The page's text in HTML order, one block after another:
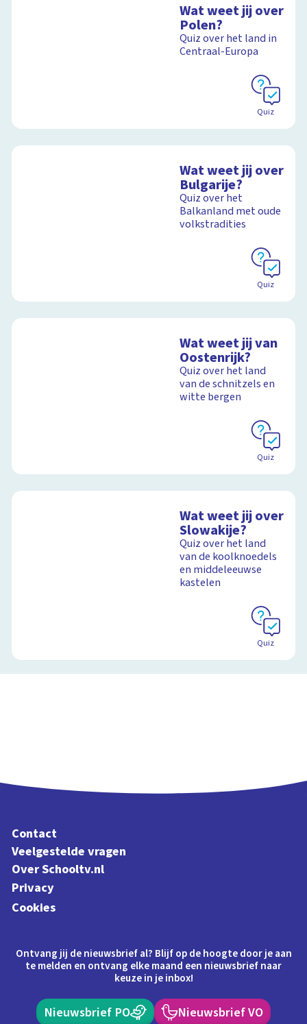
Wat weet jij over
Polen?
Quiz over het land in
Centraal-Europa
Quiz
Wat weet jij over
Bulgarije?
Quiz over het
Balkanland met oude
volkstradities
Quiz
Wat weet jij van
Oostenrijk?
Quiz over het land
van de schnitzels en
witte bergen
Quiz
Wat weet jij over
Slowakije?
Quiz over het land
van de koolknoedels
en middeleeuwse
kastelen
Quiz
Contact
Veelgestelde vragen
Over Schooltv.nl
Privacy
Cookies
Ontvang jij de nieuwsbrief al? Blijf op de hoogte door je aan
te melden en ontvang elke maand een nieuwsbrief naar
keuze in je inbox!
Nieuwsbrief PO Nieuwsbrief VO